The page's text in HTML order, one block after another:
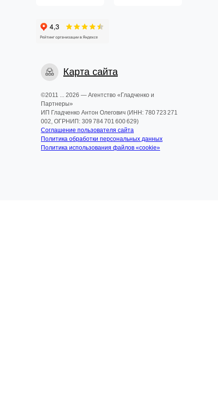
©2011 ... 2026 — Агентство «Гладченко и
Партнеры»
ИП Гладченко Антон Олегович (ИНН: 780 723 271
002, ОГРНИП: 309 784 701 600 629)
Соглашение пользователя сайта
Политика обработки персональных данных
Политика использования файлов «cookie»
Карта сайта